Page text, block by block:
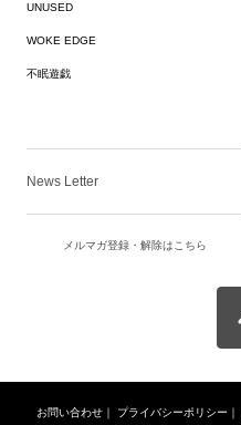
UNUSED
WOKE EDGE
不眠遊戯
News Letter
メルマガ登録・解除はこちら
お問い合わせ プライバシーポリシー